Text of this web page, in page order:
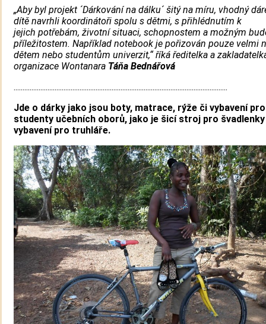
„Aby byl projekt ´Dárkování na dálku´ šitý na míru, vhodný
dítě navrhli koordinátoři spolu s dětmi, s přihlédnutím k
jejich potřebám, životní situaci, schopnostem a možným
příležitostem. Například notebook je pořizován pouze velmi
dětem nebo studentům univerzit,“ říká ředitelka a
organizace Wontanara Táňa Bednářová
........................................................................................................................
Jde o dárky jako jsou boty, matrace, rýže či vybavení pro
studenty učebních oborů, jako je šicí stroj pro
vybavení pro truhláře.